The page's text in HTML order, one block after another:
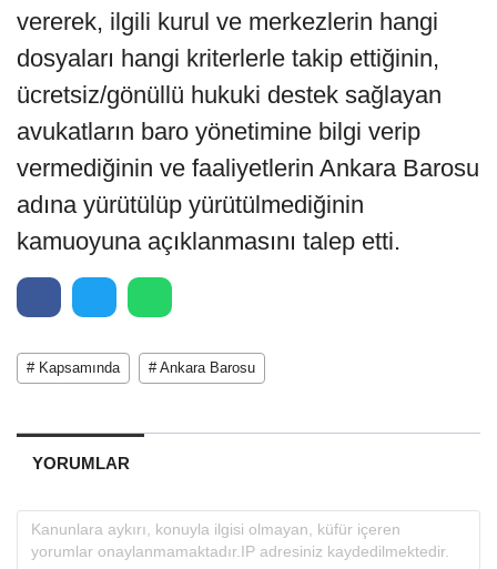
vererek, ilgili kurul ve merkezlerin hangi
dosyaları hangi kriterlerle takip ettiğinin,
ücretsiz/gönüllü hukuki destek sağlayan
avukatların baro yönetimine bilgi verip
vermediğinin ve faaliyetlerin Ankara Barosu
adına yürütülüp yürütülmediğinin
kamuoyuna açıklanmasını talep etti.
# Kapsamında # Ankara Barosu
YORUMLAR